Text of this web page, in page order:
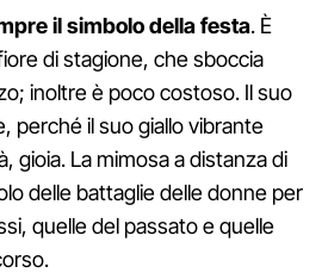
il simbolo della festa. È
di stagione, che sboccia
inoltre è poco costoso. Il suo
perché il suo giallo vibrante
gioia. La mimosa a distanza di
delle battaglie delle donne per
quelle del passato e quelle